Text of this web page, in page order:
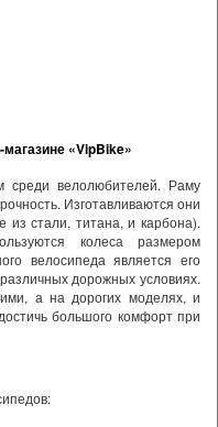
«VipBike»
среди велолюбителей. Раму
Изготавливаются они
стали, титана, и карбона).
колеса размером
велосипеда является его
дорожных условиях.
а на дорогих моделях, и
большого комфорт при